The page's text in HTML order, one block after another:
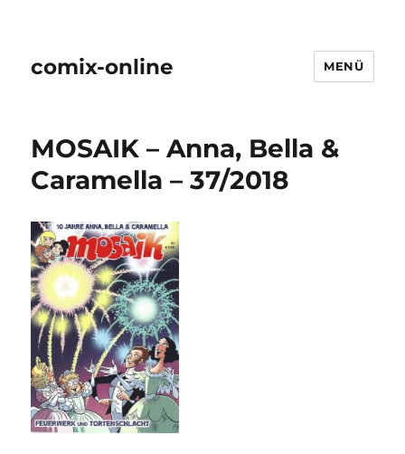
comix-online MENÜ
MOSAIK – Anna, Bella &
Caramella – 37/2018